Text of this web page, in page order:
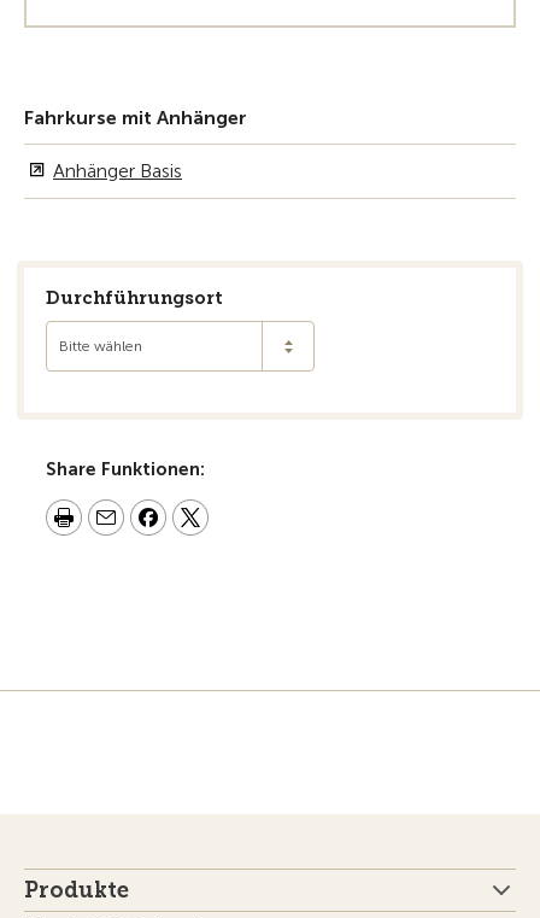
Fahrkurse mit Anhänger
Anhänger Basis
Durchführungsort
Bitte wählen
Share Funktionen:
Produkte